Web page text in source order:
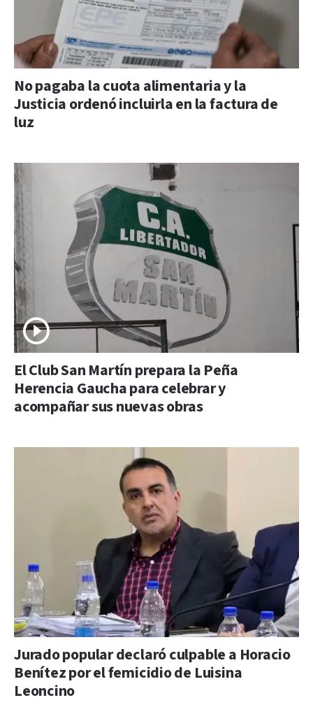
No pagaba la cuota alimentaria y la
Justicia ordenó incluirla en la factura de
luz
El Club San Martín prepara la Peña
Herencia Gaucha para celebrar y
acompañar sus nuevas obras
Jurado popular declaró culpable a Horacio
Benítez por el femicidio de Luisina
Leoncino